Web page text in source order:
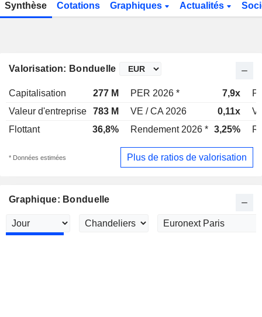
Synthèse Cotations Graphiques Actualités
Valorisation: Bonduelle
Capitalisation 277 M PER 2026 * 7,9x
Valeur d'entreprise
783 M VE / CA 2026 0,11x
Flottant
36,8% Rendement 2026 * 3,25%
* Données estimées Plus de ratios de valorisation
Graphique: Bonduelle